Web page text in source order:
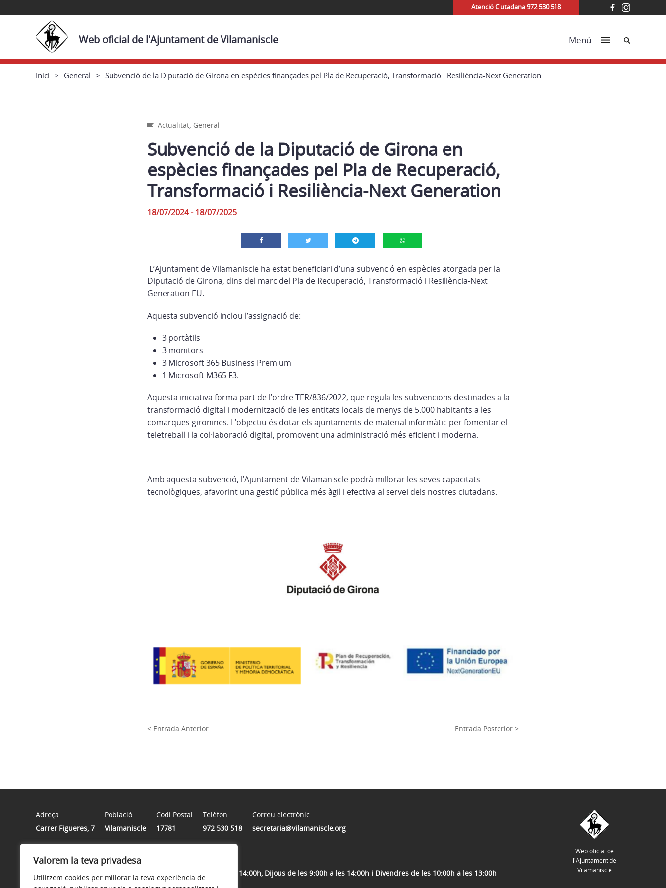
Valorem la teva privadesa
Utilitzem cookies per millorar la teva experiència de
Atenció Ciutadana 972 530 518
Web oficial de l'Ajuntament de Vilamaniscle Menú Cerca
Inici General Subvenció de la Diputació de Girona en espècies finançades pel Pla de Recuperació, Transformació i Resiliència-Next Generation
Actualitat, General
Subvenció de la Diputació de Girona en
espècies finançades pel Pla de Recuperació,
Transformació i Resiliència-Next Generation
18/07/2024 - 18/07/2025
L’Ajuntament de Vilamaniscle ha estat beneficiari d’una subvenció en espècies atorgada per la
Diputació de Girona, dins del marc del Pla de Recuperació, Transformació i Resiliència-Next
Generation EU.
Aquesta subvenció inclou l’assignació de:
3 portàtils
3 monitors
3 Microsoft 365 Business Premium
1 Microsoft M365 F3.
Aquesta iniciativa forma part de l’ordre TER/836/2022, que regula les subvencions destinades a la
transformació digital i modernització de les entitats locals de menys de 5.000 habitants a les
comarques gironines. L’objectiu és dotar els ajuntaments de material informàtic per fomentar el
teletreball i la col·laboració digital, promovent una administració més eficient i moderna.
Amb aquesta subvenció, l’Ajuntament de Vilamaniscle podrà millorar les seves capacitats
tecnològiques, afavorint una gestió pública més àgil i efectiva al servei dels nostres ciutadans.
< Entrada Anterior Entrada Posterior >
Adreça
Carrer Figueres, 7
Població
Vilamaniscle
Codi Postal
17781
Telèfon
972 530 518
Correu electrònic
secretaria@vilamaniscle.org
Horari
Dilluns de les 9:00h a les 14:00h, Dimecres de les 9:00h a les 14:00h, Dijous de les 9:00h a les 14:00h i Divendres de les 10:00h a les 13:00h
Web oficial de
l'Ajuntament de
Vilamaniscle